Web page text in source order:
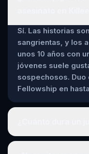
Sí. Las historias
sangrientas, y los
unos 10 años con
jóvenes suele
sospechosos.
Fellowship en